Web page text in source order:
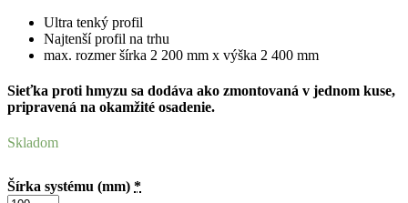
Ultra tenký profil
Najtenší profil na trhu
max. rozmer šírka 2 200 mm x výška 2 400 mm
Sieťka proti hmyzu sa dodáva ako zmontovaná v jednom kuse,
pripravená na okamžité osadenie.
Skladom
Šírka systému (mm) *